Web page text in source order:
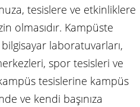
tesislere ve etkinliklere
olmasıdır. Kampüste
laboratuvarları,
spor tesisleri ve
tesislerine kampüs
ve kendi başınıza